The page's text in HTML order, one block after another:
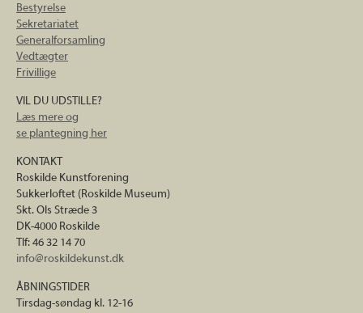
Bestyrelse
Sekretariatet
Generalforsamling
Vedtægter
Frivillige
VIL DU UDSTILLE?
Læs mere og
se plantegning her
KONTAKT
Roskilde Kunstforening
Sukkerloftet (Roskilde Museum)
Skt. Ols Stræde 3
DK-4000 Roskilde
Tlf: 46 32 14 70
info@roskildekunst.dk
ÅBNINGSTIDER
Tirsdag-søndag kl. 12-16